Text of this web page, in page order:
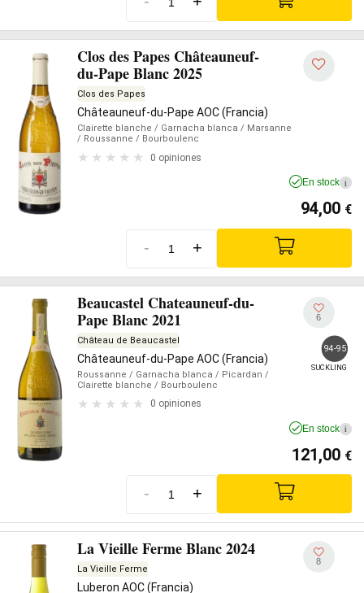
Clos des Papes Châteauneuf-
du-Pape Blanc 2025
Clos des Papes
Châteauneuf-du-Pape AOC (Francia)
Clairette blanche / Garnacha blanca / Marsanne
/ Roussanne / Bourboulenc
0 opiniones
En stock i
94,00 €
- +
Beaucastel Chateauneuf-du-
Pape Blanc 2021
Château de Beaucastel
Châteauneuf-du-Pape AOC (Francia)
Roussanne / Garnacha blanca / Picardan /
Clairette blanche / Bourboulenc
0 opiniones
6
94-95
SUCKLING
En stock i
121,00 €
- +
La Vieille Ferme Blanc 2024
La Vieille Ferme
Luberon AOC (Francia)
8